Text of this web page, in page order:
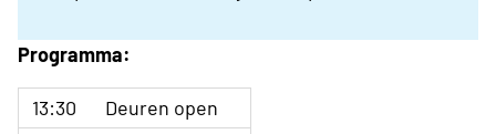
Programma:
13:30
Deuren open